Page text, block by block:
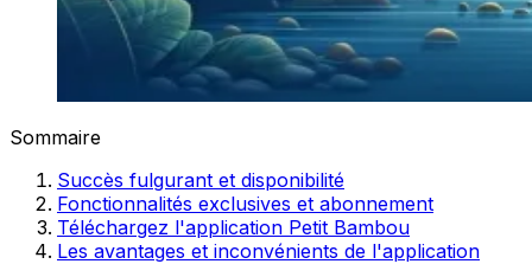
Sommaire
Succès fulgurant et disponibilité
Fonctionnalités exclusives et abonnement
Téléchargez l'application Petit Bambou
Les avantages et inconvénients de l'application